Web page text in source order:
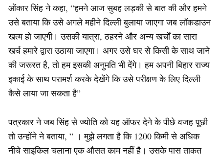
ओंकार सिंह ने कहा, “हमने आज सुबह लड़की से बात की और हमने
उसे बताया कि उसे अगले महीने दिल्ली बुलाया जाएगा जब लॉकडाउन
खत्म हो जाएगी। उसकी यात्रा, ठहरने और अन्य खर्चों का सारा
खर्च हमारे द्वारा उठाया जाएगा। अगर उसे घर से किसी के साथ जाने
की जरूरत है, तो हम इसकी अनुमति भी देंगे। हम अपनी बिहार राज्य
इकाई के साथ परामर्श करके देखेंगे कि उसे परीक्षण के लिए दिल्ली
कैसे लाया जा सकता है”
पत्रकार ने जब सिंह से ज्योति को यह ऑफर देने के पीछे वजह पूछी
तो उन्होंने ने बताया, ” । मुझे लगता है कि 1200 किमी से अधिक
नीचे साइकिल चलाना एक औसत काम नहीं है। उसके पास ताकत